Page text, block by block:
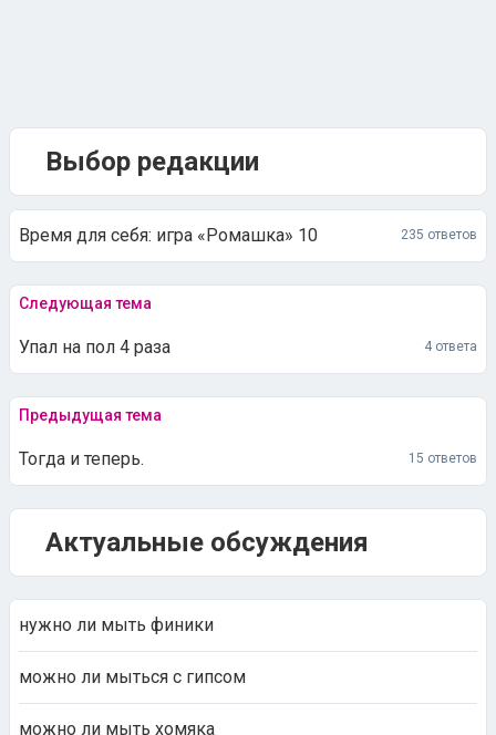
Выбор редакции
Время для себя: игра «Ромашка» 10 235 ответов
Следующая тема
Упал на пол 4 раза 4 ответа
Предыдущая тема
Тогда и теперь. 15 ответов
Актуальные обсуждения
нужно ли мыть финики
можно ли мыться с гипсом
можно ли мыть хомяка